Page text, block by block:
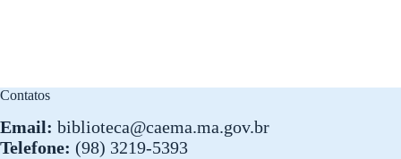
Contatos
Email: biblioteca@caema.ma.gov.br
Telefone: (98) 3219-5393